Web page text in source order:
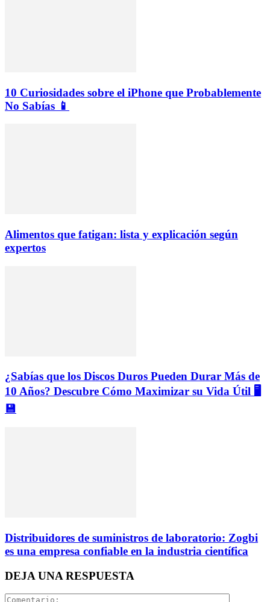
10 Curiosidades sobre el iPhone que Probablemente
No Sabías 📱
Alimentos que fatigan: lista y explicación según
expertos
¿Sabías que los Discos Duros Pueden Durar Más de
10 Años? Descubre Cómo Maximizar su Vida Útil 🖥️
💾
Distribuidores de suministros de laboratorio: Zogbi
es una empresa confiable en la industria científica
DEJA UNA RESPUESTA